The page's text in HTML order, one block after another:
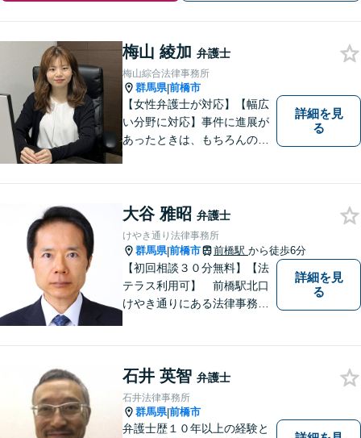
梅山 綾加 弁護士
梅山綜合法律事務所
群馬県|前橋市
【女性弁護士が対応】【幅広
い分野に対応】事件に進展が
あったときは、もちろんのこ
相談者様のお話を丁寧にお聞
きし、常にご依頼者様に寄り
添った弁護活動をしておりま
す。
詳細を見
る
大谷 雅昭 弁護士
けやき通り法律事務所
群馬県|前橋市 前橋駅 から徒歩6分
【初回相談３０分無料】【法
テラス利用可】 前橋駅北口
けやき通りにある法律事務所
詳細を見
る
石井 英智 弁護士
石井法律事務所
群馬県|前橋市
弁護士歴１０年以上の経験と